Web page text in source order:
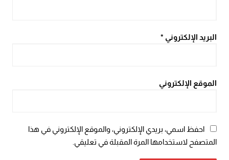
البريد الإلكتروني *
الموقع الإلكتروني
احفظ اسمي، بريدي الإلكتروني، والموقع الإلكتروني في هذا
المتصفح لاستخدامها المرة المقبلة في تعليقي.